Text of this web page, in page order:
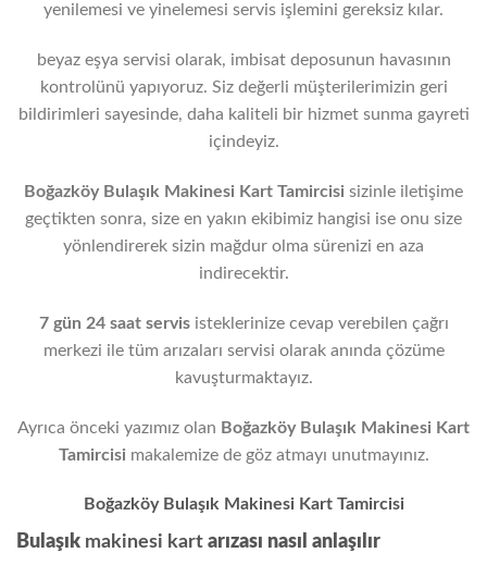
yenilemesi ve yinelemesi servis işlemini gereksiz kılar.
beyaz eşya servisi olarak, imbisat deposunun havasının
kontrolünü yapıyoruz. Siz değerli müşterilerimizin geri
bildirimleri sayesinde, daha kaliteli bir hizmet sunma gayreti
içindeyiz.
Boğazköy Bulaşık Makinesi Kart Tamircisi sizinle iletişime
geçtikten sonra, size en yakın ekibimiz hangisi ise onu size
yönlendirerek sizin mağdur olma sürenizi en aza
indirecektir.
7 gün 24 saat servisisteklerinize cevap verebilen çağrı
merkezi ile tüm arızaları servisi olarak anında çözüme
kavuşturmaktayız.
Ayrıca önceki yazımız olan Boğazköy Bulaşık Makinesi Kart
Tamircisi makalemize de göz atmayı unutmayınız.
Boğazköy Bulaşık Makinesi Kart Tamircisi
Bulaşık makinesi kart arızası nasıl anlaşılır